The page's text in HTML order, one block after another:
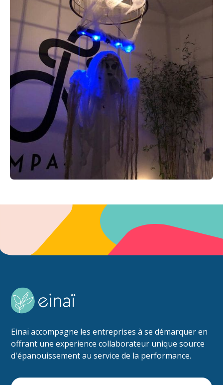
Einaï accompagne les entreprises à se démarquer en
offrant une experience collaborateur unique source
d'épanouissement au service de la performance.